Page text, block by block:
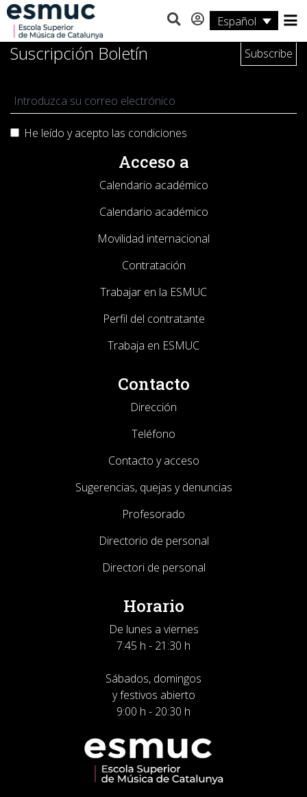
Español
Estudios
Investigación
Servicios
Actividades
Suscripción Boletín
He leído y acepto las condiciones
Acceso a
Calendario académico
Calendario académico
Movilidad internacional
Contratación
Trabajar en la ESMUC
Perfil del contratante
Trabaja en ESMUC
Contacto
Dirección
Teléfono
Contacto y acceso
Sugerencias, quejas y denuncias
Profesorado
Directorio de personal
Directori de personal
Horario
De lunes a viernes
7:45 h - 21:30 h
Sábados, domingos
y festivos abierto
9:00 h - 20:30 h